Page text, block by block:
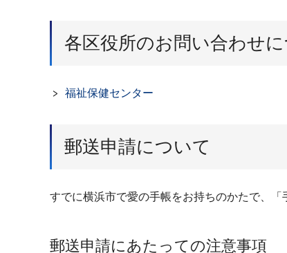
各区役所のお問い合わせ
福祉保健センター
郵送申請について
すでに横浜市で愛の手帳をお持ちのかたで、
郵送申請にあたっての注意事項